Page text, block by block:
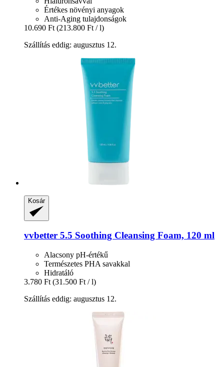
Értékes növényi anyagok
Anti-Aging tulajdonságok
10.690 Ft (213.800 Ft / l)
Szállítás eddig: augusztus 12.
Kosár
vvbetter 5.5 Soothing Cleansing Foam, 120 ml
Alacsony pH-értékű
Természetes PHA savakkal
Hidratáló
3.780 Ft (31.500 Ft / l)
Szállítás eddig: augusztus 12.